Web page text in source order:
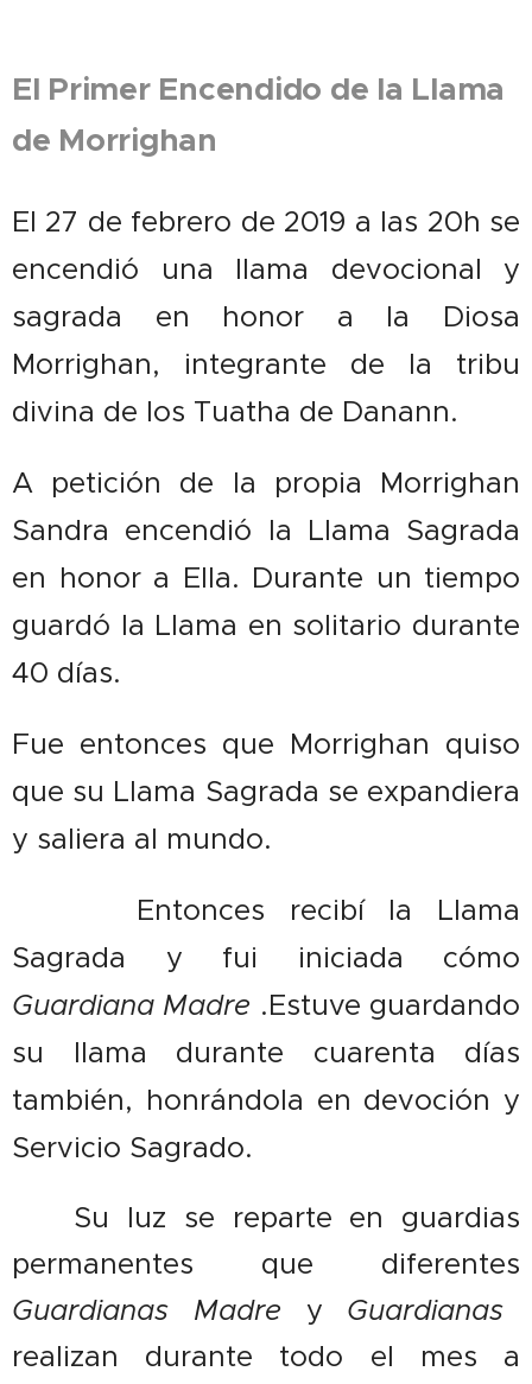
El Primer Encendido de la Llama
de Morrighan
El 27 de febrero de 2019 a las 20h se
encendió una llama devocional y
sagrada en honor a la Diosa
Morrighan, integrante de la tribu
divina de los Tuatha de Danann.
A petición de la propia Morrighan
Sandra encendió la Llama Sagrada
en honor a Ella. Durante un tiempo
guardó la Llama en solitario durante
40 días.
Fue entonces que Morrighan quiso
que su Llama Sagrada se expandiera
y saliera al mundo.
🙏 Entonces recibí la Llama
Sagrada y fui iniciada cómo
Guardiana Madre .Estuve guardando
su llama durante cuarenta días
también, honrándola en devoción y
Servicio Sagrado.
🔥 Su luz se reparte en guardias
permanentes que diferentes
Guardianas Madre y Guardianas
realizan durante todo el mes a